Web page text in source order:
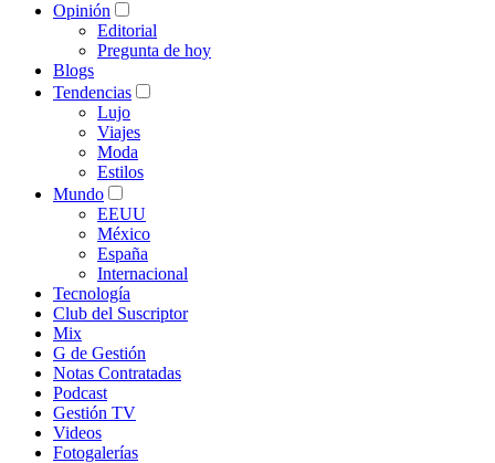
Opinión
Editorial
Pregunta de hoy
Blogs
Tendencias
Lujo
Viajes
Moda
Estilos
Mundo
EEUU
México
España
Internacional
Tecnología
Club del Suscriptor
Mix
G de Gestión
Notas Contratadas
Podcast
Gestión TV
Videos
Fotogalerías